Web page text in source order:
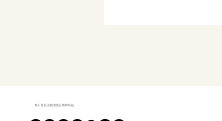
每日聲音治療|修復音樂和視頻